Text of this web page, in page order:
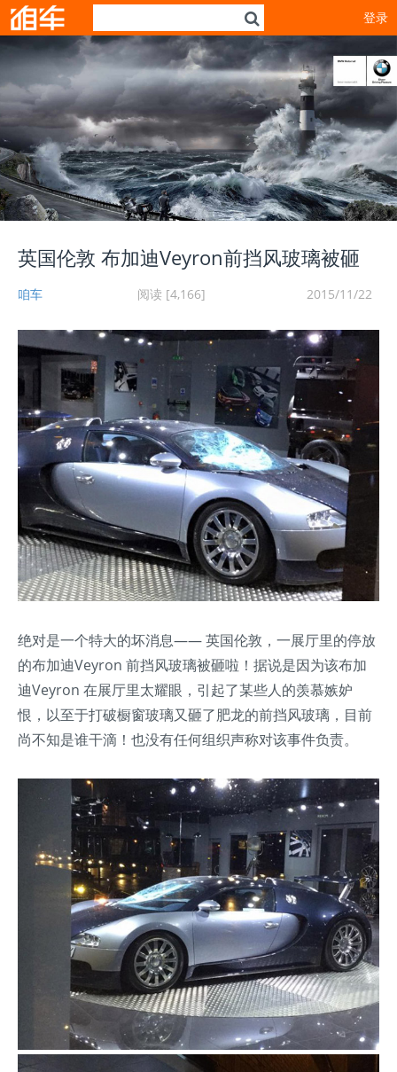
登录
英国伦敦 布加迪Veyron前挡风玻璃被砸
咱车 阅读 [4,166] 2015/11/22
绝对是一个特大的坏消息—— 英国伦敦，一展厅里的停放
的布加迪Veyron 前挡风玻璃被砸啦！据说是因为该布加
迪Veyron 在展厅里太耀眼，引起了某些人的羡慕嫉妒
恨，以至于打破橱窗玻璃又砸了肥龙的前挡风玻璃，目前
尚不知是谁干滴！也没有任何组织声称对该事件负责。